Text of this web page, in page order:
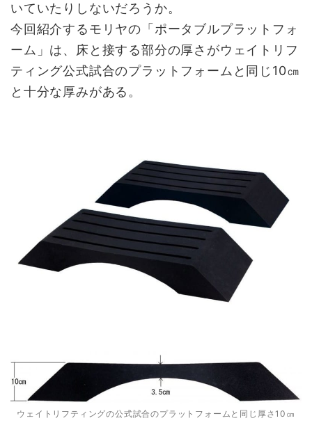
いていたりしないだろうか。
今回紹介するモリヤの「ポータブルプラットフォ
ーム」は、床と接する部分の厚さがウェイトリフ
ティング公式試合のプラットフォームと同じ10㎝
と十分な厚みがある。
ウェイトリフティングの公式試合のプラットフォームと同じ厚さ10㎝